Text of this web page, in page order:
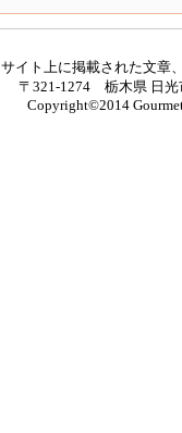
サイト上に掲載された文章
〒321-1274 栃木県 日
Copyright©2014